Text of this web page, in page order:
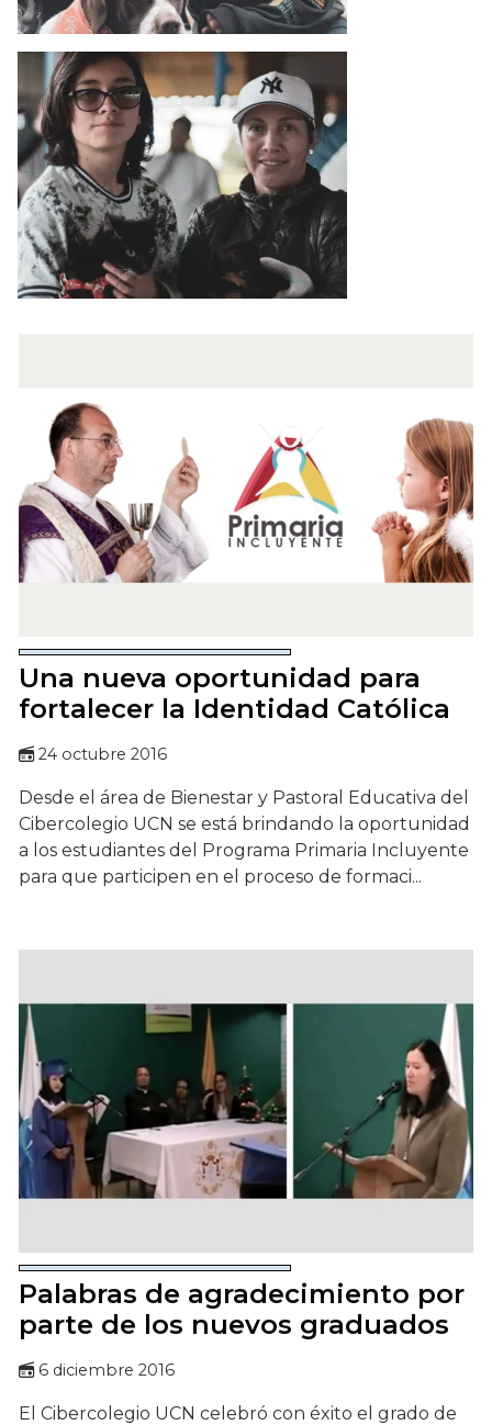
Una nueva oportunidad para
fortalecer la Identidad Católica
24 octubre 2016
Desde el área de Bienestar y Pastoral Educativa del
Cibercolegio UCN se está brindando la oportunidad
a los estudiantes del Programa Primaria Incluyente
para que participen en el proceso de formaci...
Palabras de agradecimiento por
parte de los nuevos graduados
6 diciembre 2016
El Cibercolegio UCN celebró con éxito el grado de